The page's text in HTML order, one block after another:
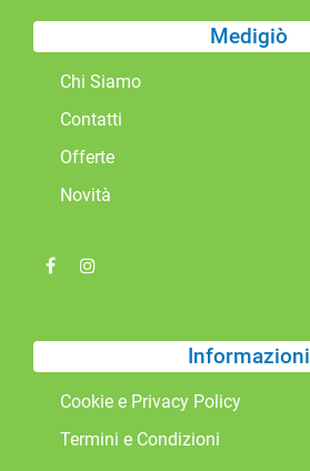
Medigiò
Chi Siamo
Contatti
Offerte
Novità
Informazioni
Cookie e Privacy Policy
Termini e Condizioni